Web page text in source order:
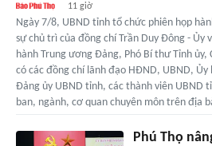
11 giờ
Ngày 7/8, UBND tỉnh tổ chức phiên họp
sự chủ trì của đồng chí Trần Duy Đông - Ủy
hành Trung ương Đảng, Phó Bí thư Tỉnh ủy,
có các đồng chí lãnh đạo HĐND, UBND,
Đảng ủy UBND tỉnh, các thành viên UBND
ban, ngành, cơ quan chuyên môn trên địa
Phú Thọ